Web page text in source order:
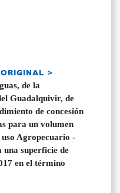
>
de la
Guadalquivir, de
de concesión
para un volumen
Agropecuario -
superficie de
en el término